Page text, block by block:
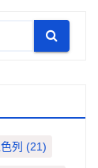
列 (21)